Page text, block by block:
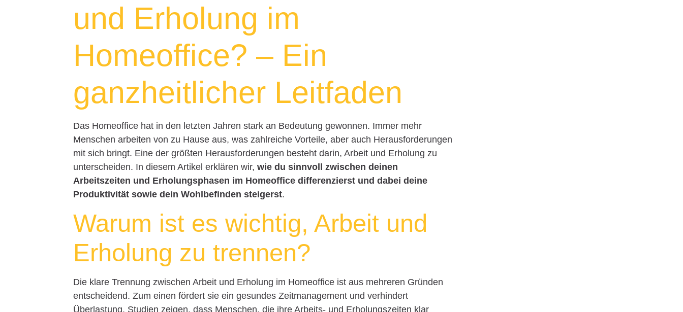
und Erholung im
Homeoffice? – Ein
ganzheitlicher Leitfaden
Das Homeoffice hat in den letzten Jahren stark an Bedeutung gewonnen. Immer mehr
Menschen arbeiten von zu Hause aus, was zahlreiche Vorteile, aber auch Herausforderungen
mit sich bringt. Eine der größten Herausforderungen besteht darin, Arbeit und Erholung zu
unterscheiden. In diesem Artikel erklären wir,wie du sinnvoll zwischen deinen
Arbeitszeiten und Erholungsphasen im Homeoffice differenzierst und dabei deine
Produktivität sowie dein Wohlbefinden steigerst.
Warum ist es wichtig, Arbeit und
Erholung zu trennen?
Die klare Trennung zwischen Arbeit und Erholung im Homeoffice ist aus mehreren Gründen
entscheidend. Zum einen fördert sie ein gesundes Zeitmanagement und verhindert
Überlastung. Studien zeigen, dass Menschen, die ihre Arbeits- und Erholungszeiten klar